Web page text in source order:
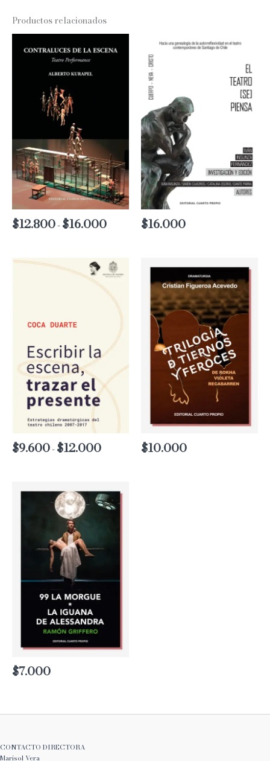
Productos relacionados
$12.800- $16.000Rango
$12.800
hasta
$16.000
$9.600- $12.000Rango
hasta
$12.000
$10.000
$7.000
CONTACTO DIRECTORA
Marisol Vera